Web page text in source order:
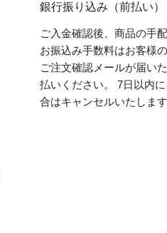
銀行振り込み（前払い）
ご入金確認後、商品の手
お振込み手数料はお客様
ご注文確認メールが届い
払いください。 7日以内
合はキャンセルいたします